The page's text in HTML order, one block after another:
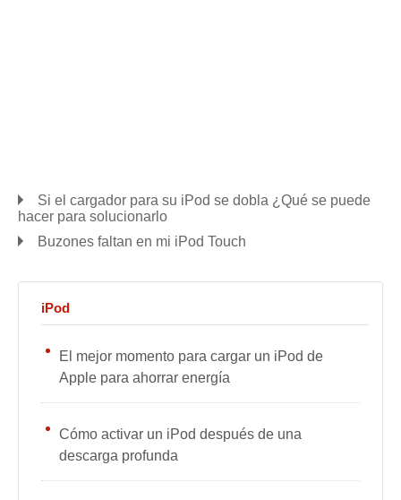
Si el cargador para su iPod se dobla ¿Qué se puede
hacer para solucionarlo
Buzones faltan en mi iPod Touch
iPod
El mejor momento para cargar un iPod de
Apple para ahorrar energía
Cómo activar un iPod después de una
descarga profunda